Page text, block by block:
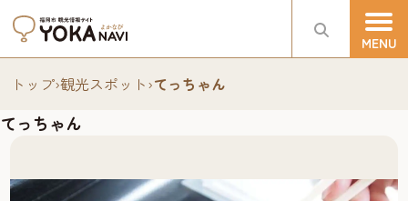
トップ›観光スポット›てっちゃん
てっちゃん